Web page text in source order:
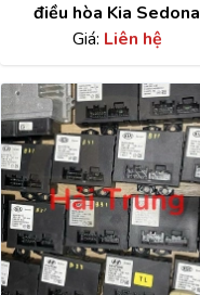
điều hòa Kia Sedona
2018-2020
Giá: Liên hệ